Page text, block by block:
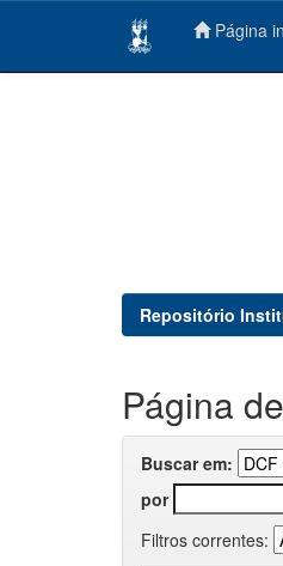
Página
Repositório
Página
Buscar em:
por
Filtros correntes: